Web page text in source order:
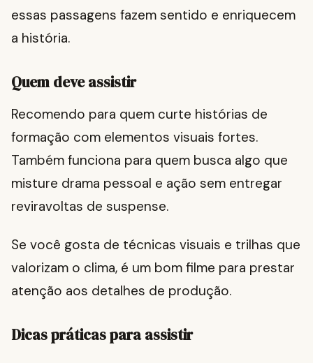
essas passagens fazem sentido e enriquecem
a história.
Quem deve assistir
Recomendo para quem curte histórias de
formação com elementos visuais fortes.
Também funciona para quem busca algo que
misture drama pessoal e ação sem entregar
reviravoltas de suspense.
Se você gosta de técnicas visuais e trilhas que
valorizam o clima, é um bom filme para prestar
atenção aos detalhes de produção.
Dicas práticas para assistir